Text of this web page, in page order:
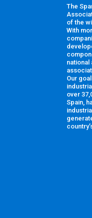
The
of the
With
national
Our
over
Spain,